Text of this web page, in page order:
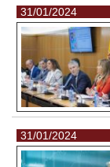
31/01/2024
31/01/2024